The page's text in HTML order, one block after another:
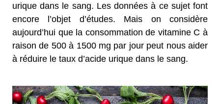
urique dans le sang. Les données à ce sujet font
encore l’objet d’études. Mais on considère
aujourd’hui que la consommation de vitamine C à
raison de 500 à 1500 mg par jour peut nous aider
à réduire le taux d’acide urique dans le sang.